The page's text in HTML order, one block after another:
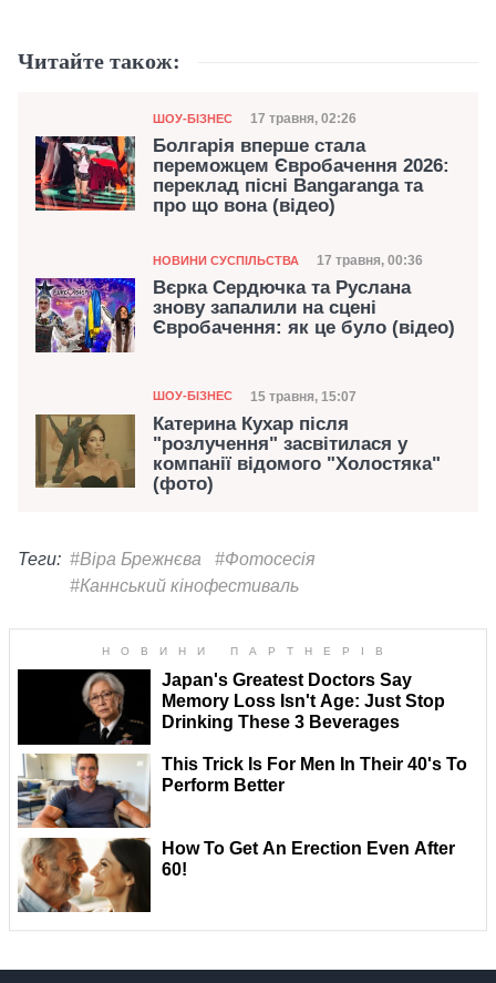
Читайте також:
Категорія
ШОУ-БІЗНЕС Дата публікації
17 травня, 02:26
Болгарія вперше стала
переможцем Євробачення 2026:
переклад пісні Bangaranga та
про що вона (відео)
Категорія
НОВИНИ СУСПІЛЬСТВА Дата публікації
17 травня, 00:36
Вєрка Сердючка та Руслана
знову запалили на сцені
Євробачення: як це було (відео)
Категорія
ШОУ-БІЗНЕС Дата публікації
15 травня, 15:07
Катерина Кухар після
"розлучення" засвітилася у
компанії відомого "Холостяка"
(фото)
Теги: #Віра Брежнєва
#Фотосесія
#Каннський кінофестиваль